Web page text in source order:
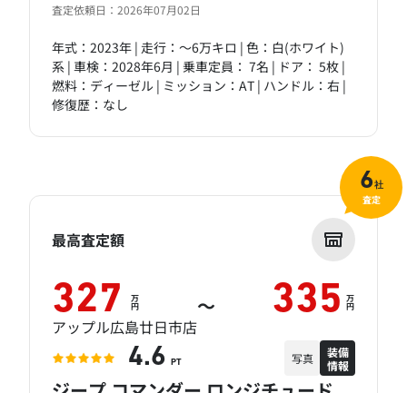
査定依頼日：2026年07月02日
年式：2023年 | 走行：～6万キロ | 色：白(ホワイト)
系 | 車検：2028年6月 | 乗車定員： 7名 | ドア： 5枚 |
燃料：ディーゼル | ミッション：AT | ハンドル：右 |
修復歴：なし
最高査定額
327 万
円 ～ 335 万
円
アップル広島廿日市店
4.6 PT 写真
装備
情報
6社
査定